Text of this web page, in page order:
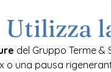
Utilizza
del Gruppo Terme &
o una pausa